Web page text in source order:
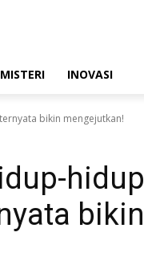
MISTERI INOVASI
bikin mengejutkan!
hidup
bikin